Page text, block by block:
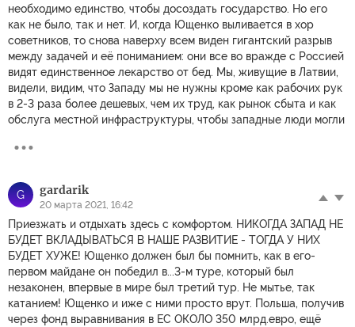
необходимо единство, чтобы досоздать государство. Но его
как не было, так и нет. И, когда Ющенко выливается в хор
советников, то снова наверху всем виден гигантский разрыв
между задачей и её пониманием: они все во вражде с Россией
видят единственное лекарство от бед. Мы, живущие в Латвии,
видели, видим, что Западу мы не нужны кроме как рабочих рук
в 2-3 раза более дешевых, чем их труд, как рынок сбыта и как
обслуга местной инфраструктуры, чтобы западные люди могли
G gardarik
20 марта 2021, 16:42
Приезжать и отдыхать здесь с комфортом. НИКОГДА ЗАПАД НЕ
БУДЕТ ВКЛАДЫВАТЬСЯ В НАШЕ РАЗВИТИЕ - ТОГДА У НИХ
БУДЕТ ХУЖЕ! Ющенко должен был бы помнить, как в его-
первом майдане он победил в...3-м туре, который был
незаконен, впервые в мире был третий тур. Не мытье, так
катанием! Ющенко и иже с ними просто врут. Польша, получив
через фонд выравнивания в ЕС ОКОЛО 350 млрд.евро, ещё